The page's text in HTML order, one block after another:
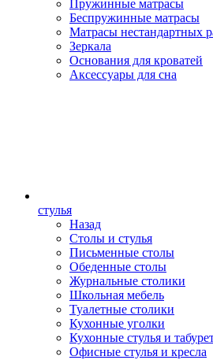
Пружинные матрасы
Беспружинные матрасы
Матрасы нестандартных
Зеркала
Основания для кроватей
Аксессуары для сна
стулья
Назад
Столы и стулья
Письменные столы
Обеденные столы
Журнальные столики
Школьная мебель
Туалетные столики
Кухонные уголки
Кухонные стулья и
Офисные стулья и кресла